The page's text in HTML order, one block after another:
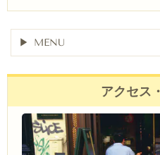
MENU
アクセス